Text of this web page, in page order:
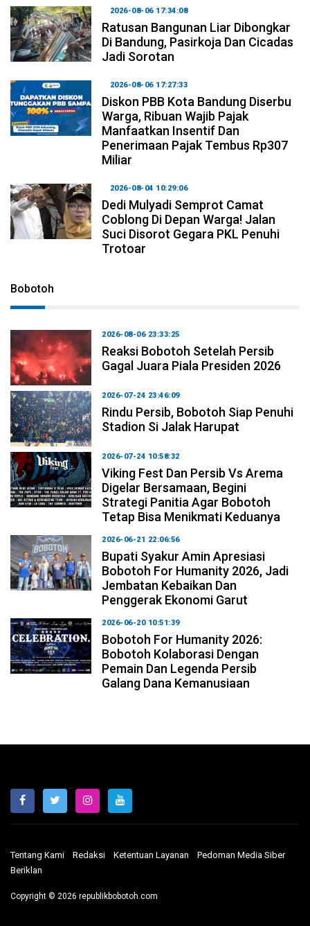
2026-08-06 17:34:08
Ratusan Bangunan Liar Dibongkar
Di Bandung, Pasirkoja Dan Cicadas
Jadi Sorotan
2026-08-06 17:27:33
Diskon PBB Kota Bandung Diserbu
Warga, Ribuan Wajib Pajak
Manfaatkan Insentif Dan
Penerimaan Pajak Tembus Rp307
Miliar
2026-08-04 10:29:06
Dedi Mulyadi Semprot Camat
Coblong Di Depan Warga! Jalan
Suci Disorot Gegara PKL Penuhi
Trotoar
Bobotoh
2026-08-06 23:33:25
Reaksi Bobotoh Setelah Persib
Gagal Juara Piala Presiden 2026
2026-07-24 23:46:09
Rindu Persib, Bobotoh Siap Penuhi
Stadion Si Jalak Harupat
2026-07-24 10:58:32
Viking Fest Dan Persib Vs Arema
Digelar Bersamaan, Begini
Strategi Panitia Agar Bobotoh
Tetap Bisa Menikmati Keduanya
2026-06-21 22:06:56
Bupati Syakur Amin Apresiasi
Bobotoh For Humanity 2026, Jadi
Jembatan Kebaikan Dan
Penggerak Ekonomi Garut
2026-06-20 10:51:39
Bobotoh For Humanity 2026:
Bobotoh Kolaborasi Dengan
Pemain Dan Legenda Persib
Galang Dana Kemanusiaan
Tentang Kami Redaksi Ketentuan Layanan
Pedoman Media Siber
Beriklan
Copyright © 2026 republikbobotoh.com